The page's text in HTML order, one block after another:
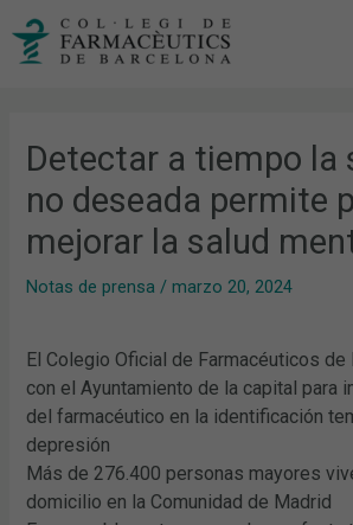
Detectar a tiempo la
no deseada permite
mejorar la salud
Notas de prensa /marzo 20, 2024
El Colegio Oficial de Farmacéuticos de
con el Ayuntamiento de la capital para
del farmacéutico en la identificación
depresión
Más de 276.400 personas mayores
domicilio en la Comunidad de Madrid